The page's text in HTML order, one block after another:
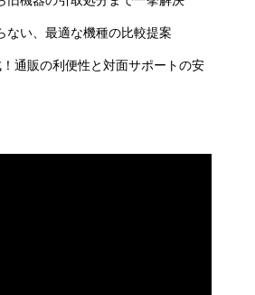
ない、最適な機種の比較提案
通販の利便性と対面サポートの安